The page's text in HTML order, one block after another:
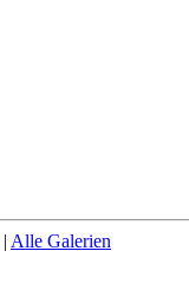
| Alle Galerien